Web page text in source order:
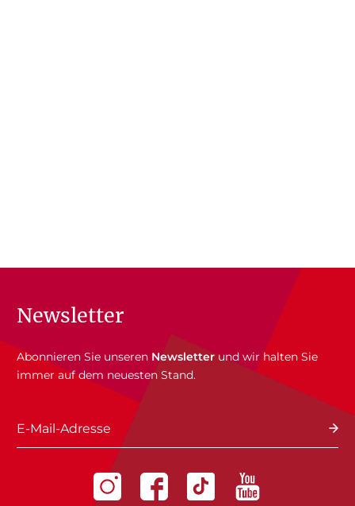
Newsletter
Abonnieren Sie unseren Newsletterund wir halten Sie
immer auf dem neuesten Stand.
E-Mail-Adresse